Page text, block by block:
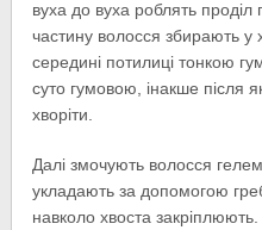
вуха до вуха роблять
частину волосся збирають у
середині потилиці тонкою
суто гумовою, інакше після
хворіти.
Далі змочують волосся
укладають за допомогою
навколо хвоста